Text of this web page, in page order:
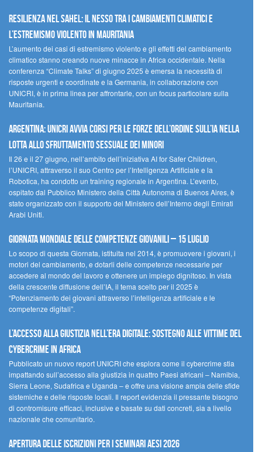
Resilienza nel Sahel: il nesso tra i cambiamenti climatici e
l’estremismo violento in Mauritania
L’aumento dei casi di estremismo violento e gli effetti del cambiamento
climatico stanno creando nuove minacce in Africa occidentale. Nella
conferenza “Climate Talks” di giugno 2025 è emersa la necessità di
risposte urgenti e coordinate e la Germania, in collaborazione con
UNICRI, è in prima linea per affrontarle, con un focus particolare sulla
Mauritania.
Argentina: UNICRI avvia corsi per le forze dell’ordine sull’IA nella
lotta allo sfruttamento sessuale dei minori
Il 26 e il 27 giugno, nell’ambito dell’iniziativa AI for Safer Children,
l’UNICRI, attraverso il suo Centro per l’Intelligenza Artificiale e la
Robotica, ha condotto un training regionale in Argentina. L’evento,
ospitato dal Pubblico Ministero della Città Autonoma di Buenos Aires, è
stato organizzato con il supporto del Ministero dell’Interno degli Emirati
Arabi Uniti.
Giornata Mondiale delle Competenze Giovanili – 15 luglio
Lo scopo di questa Giornata, istituita nel 2014, è promuovere i giovani, i
motori del cambiamento, e dotarli delle competenze necessarie per
accedere al mondo del lavoro e ottenere un impiego dignitoso. In vista
della crescente diffusione dell’IA, il tema scelto per il 2025 è
“Potenziamento dei giovani attraverso l’intelligenza artificiale e le
competenze digitali”.
L’accesso alla giustizia nell’era digitale: sostegno alle vittime del
cybercrime in Africa
Pubblicato un nuovo report UNICRI che esplora come il cybercrime stia
impattando sull’accesso alla giustizia in quattro Paesi africani – Namibia,
Sierra Leone, Sudafrica e Uganda – e offre una visione ampia delle sfide
sistemiche e delle risposte locali. Il report evidenzia il pressante bisogno
di contromisure efficaci, inclusive e basate su dati concreti, sia a livello
nazionale che comunitario.
Apertura delle iscrizioni per i seminari AESI 2026